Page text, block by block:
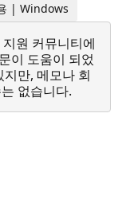
| Windows
원 커뮤니티에
이 도움이 되었
만, 메모나 회
없습니다.